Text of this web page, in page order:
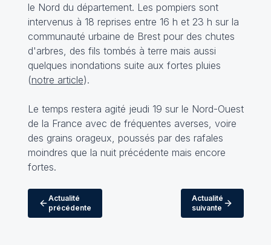
le Nord du département. Les pompiers sont
intervenus à 18 reprises entre 16 h et 23 h sur la
communauté urbaine de Brest pour des chutes
d'arbres, des fils tombés à terre mais aussi
quelques inondations suite aux fortes pluies
(notre article).
Le temps restera agité jeudi 19 sur le Nord-Ouest
de la France avec de fréquentes averses, voire
des grains orageux, poussés par des rafales
moindres que la nuit précédente mais encore
fortes.
Actualité
précédente
Actualité
suivante